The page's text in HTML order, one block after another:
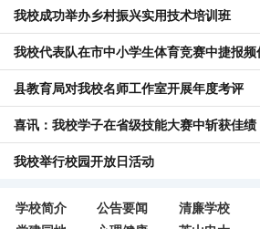
我校成功举办乡村振兴实用技术培训班
我校代表队在市中小学生体育竞赛中捷报频
县教育局对我校名师工作室开展年度考评
喜讯：我校学子在省级技能大赛中斩获佳绩
我校举行校园开放日活动
学校简介 公告要闻 清廉学校